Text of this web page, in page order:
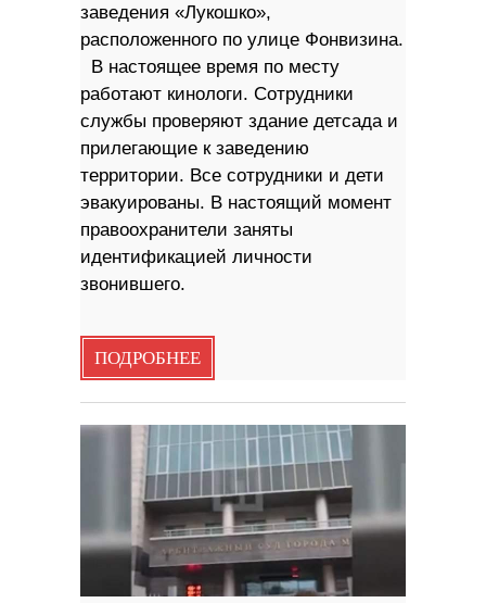
заведения «Лукошко»,
расположенного по улице Фонвизина.
В настоящее время по месту
работают кинологи. Сотрудники
службы проверяют здание детсада и
прилегающие к заведению
территории. Все сотрудники и дети
эвакуированы. В настоящий момент
правоохранители заняты
идентификацией личности
звонившего.
ПОДРОБНЕЕ